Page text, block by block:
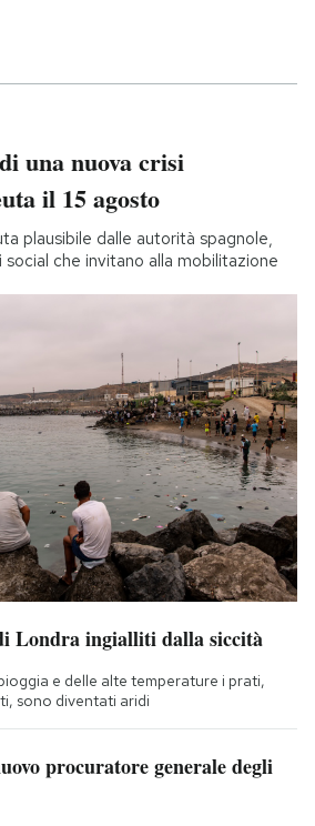
una nuova crisi
il 15 agosto
plausibile dalle autorità spagnole,
che invitano alla mobilitazione
Londra ingialliti dalla siccità
e delle alte temperature i prati,
sono diventati aridi
procuratore generale degli